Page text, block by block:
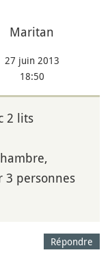
Maritan
27 juin 2013
18:50
2 lits
3 personnes
Répondre